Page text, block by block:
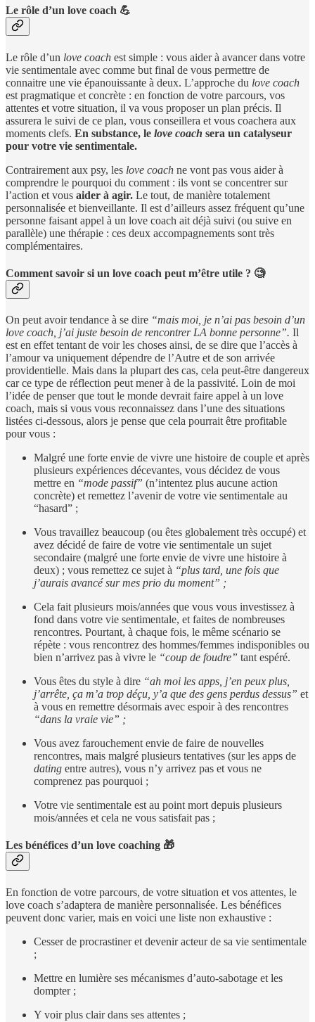
Le rôle d’un love coach 💪
Le rôle d’un love coach est simple : vous aider à avancer dans votre
vie sentimentale avec comme but final de vous permettre de
connaitre une vie épanouissante à deux. L’approche du love coach
est pragmatique et concrète : en fonction de votre parcours, vos
attentes et votre situation, il va vous proposer un plan précis. Il
assurera le suivi de ce plan, vous conseillera et vous coachera aux
moments clefs. En substance, le love coach sera un catalyseur
pour votre vie sentimentale.
Contrairement aux psy, les love coach ne vont pas vous aider à
comprendre le pourquoi du comment : ils vont se concentrer sur
l’action et vous aider à agir. Le tout, de manière totalement
personnalisée et bienveillante. Il est d’ailleurs assez fréquent qu’une
personne faisant appel à un love coach ait déjà suivi (ou suive en
parallèle) une thérapie : ces deux accompagnements sont très
complémentaires.
Comment savoir si un love coach peut m’être utile ? 🧐
On peut avoir tendance à se dire “mais moi, je n’ai pas besoin d’un
love coach, j’ai juste besoin de rencontrer LA bonne personne”. Il
est en effet tentant de voir les choses ainsi, de se dire que l’accès à
l’amour va uniquement dépendre de l’Autre et de son arrivée
providentielle. Mais dans la plupart des cas, cela peut-être dangereux
car ce type de réflection peut mener à de la passivité. Loin de moi
l’idée de penser que tout le monde devrait faire appel à un love
coach, mais si vous vous reconnaissez dans l’une des situations
listées ci-dessous, alors je pense que cela pourrait être profitable
pour vous :
Malgré une forte envie de vivre une histoire de couple et après
plusieurs expériences décevantes, vous décidez de vous
mettre en “mode passif” (n’intentez plus aucune action
concrète) et remettez l’avenir de votre vie sentimentale au
“hasard” ;
Vous travaillez beaucoup (ou êtes globalement très occupé) et
avez décidé de faire de votre vie sentimentale un sujet
secondaire (malgré une forte envie de vivre une histoire à
deux) ; vous remettez ce sujet à “plus tard, une fois que
j’aurais avancé sur mes prio du moment” ;
Cela fait plusieurs mois/années que vous vous investissez à
fond dans votre vie sentimentale, et faites de nombreuses
rencontres. Pourtant, à chaque fois, le même scénario se
répète : vous rencontrez des hommes/femmes indisponibles ou
bien n’arrivez pas à vivre le “coup de foudre” tant espéré.
Vous êtes du style à dire “ah moi les apps, j’en peux plus,
j’arrête, ça m’a trop déçu, y’a que des gens perdus dessus” et
à vous en remettre désormais avec espoir à des rencontres
“dans la vraie vie” ;
Vous avez farouchement envie de faire de nouvelles
rencontres, mais malgré plusieurs tentatives (sur les apps de
dating entre autres), vous n’y arrivez pas et vous ne
comprenez pas pourquoi ;
Votre vie sentimentale est au point mort depuis plusieurs
mois/années et cela ne vous satisfait pas ;
Les bénéfices d’un love coaching 🎁
En fonction de votre parcours, de votre situation et vos attentes, le
love coach s’adaptera de manière personnalisée. Les bénéfices
peuvent donc varier, mais en voici une liste non exhaustive :
Cesser de procrastiner et devenir acteur de sa vie sentimentale
;
Mettre en lumière ses mécanismes d’auto-sabotage et les
dompter ;
Y voir plus clair dans ses attentes ;